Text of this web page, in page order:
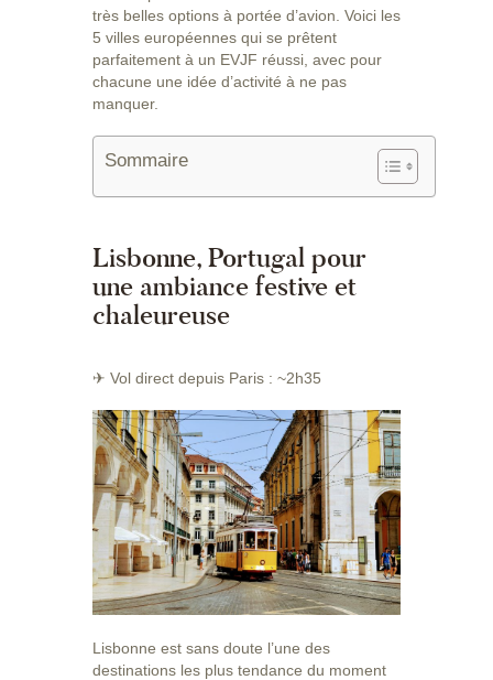
très belles options à portée d’avion. Voici les
5 villes européennes qui se prêtent
parfaitement à un EVJF réussi, avec pour
chacune une idée d’activité à ne pas
manquer.
Sommaire
Lisbonne, Portugal pour
une ambiance festive et
chaleureuse
✈ Vol direct depuis Paris : ~2h35
Lisbonne est sans doute l’une des
destinations les plus tendance du moment